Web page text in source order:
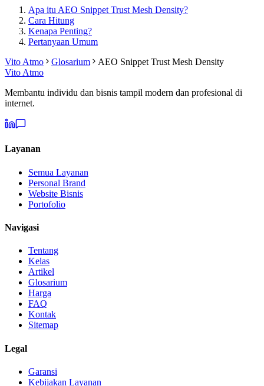
Apa itu AEO Snippet Trust Mesh Density?
Cara Hitung
Kenapa Penting?
Pertanyaan Umum
Vito Atmo
Glosarium
AEO Snippet Trust Mesh Density
Vito Atmo
Membantu individu dan bisnis tampil modern dan profesional di
internet.
Layanan
Semua Layanan
Personal Brand
Website Bisnis
Portofolio
Navigasi
Tentang
Kelas
Artikel
Glosarium
Harga
FAQ
Kontak
Sitemap
Legal
Garansi
Kebijakan Layanan